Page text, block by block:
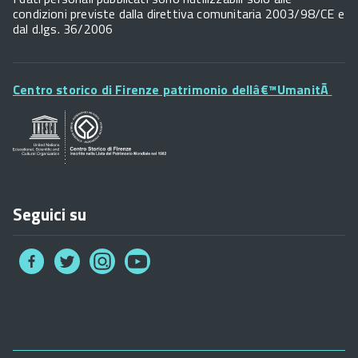
Posta Elettronica Certificata
URP - Ufficio Relazioni con il Pubblico
condizioni previste dalla direttiva comunitaria 2003/98/CE e
dal d.lgs. 36/2006
Footer
Widget
Centro storico di Firenze patrimonio dellâ€™UmanitÃ
Seguici su
Collegamento
Collegamento
a
Collegamento
a
Collegamento
a